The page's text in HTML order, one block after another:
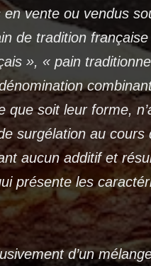
vente ou vendus
de tradition française
», « pain
que soit leur forme,
surgélation au cours
aucun additif et
présente les
d’un